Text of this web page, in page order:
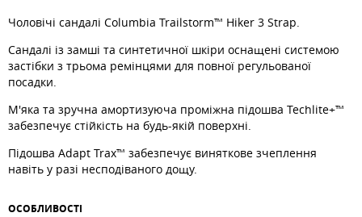
Чоловічі сандалі Columbia Trailstorm™ Hiker 3 Strap.
Сандалі із замші та синтетичної шкіри оснащені системою
застібки з трьома ремінцями для повної регульованої
посадки.
М'яка та зручна амортизуюча проміжна підошва Techlite+™
забезпечує стійкість на будь-якій поверхні.
Підошва Adapt Trax™️ забезпечує виняткове зчеплення
навіть у разі несподіваного дощу.
ОСОБЛИВОСТI